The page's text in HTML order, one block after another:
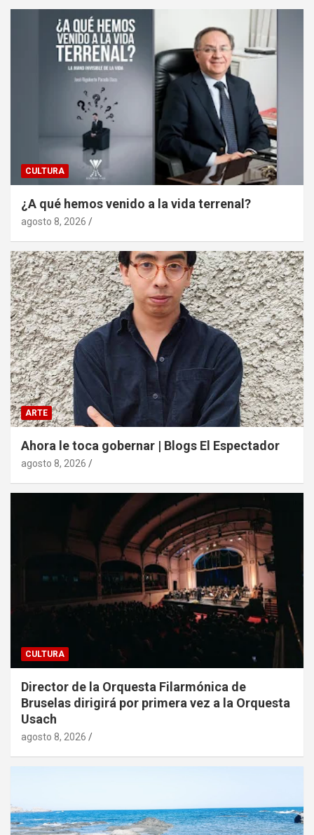
CULTURA
¿A qué hemos venido a la vida terrenal?
agosto 8, 2026
ARTE
Ahora le toca gobernar | Blogs El Espectador
agosto 8, 2026
CULTURA
Director de la Orquesta Filarmónica de
Bruselas dirigirá por primera vez a la Orquesta
Usach
agosto 8, 2026